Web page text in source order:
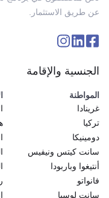
عن طريق الاستثمار.
الجنسية والإقامة
المواطنة
غرينادا
تركيا
دومينيكا
سانت كيتس ونيفيس
أنتيغوا وباربودا
فانواتو
سانت لوسيا